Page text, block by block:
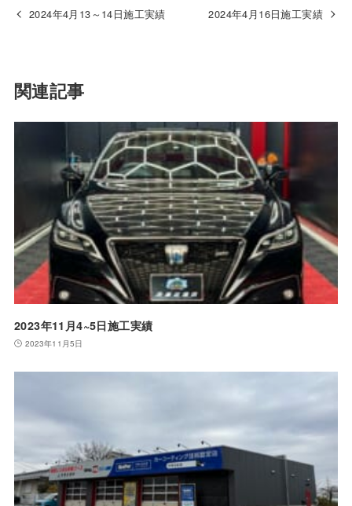
2024年4月13～14日施工実績 2024年4月16日施工実績
関連記事
2023年11月4~5日施工実績
2023年11月5日